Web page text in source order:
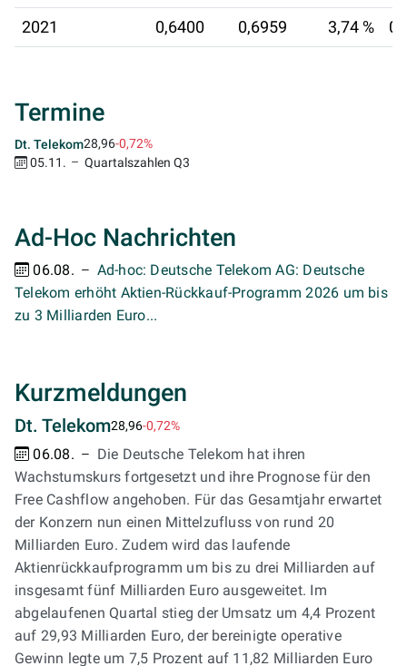
2021 0,6400 0,6959 3,74 %
Termine
Dt. Telekom28,96-0,72%
05.11.
Quartalszahlen Q3
Ad-Hoc Nachrichten
06.08.
Ad-hoc: Deutsche Telekom AG: Deutsche
Telekom erhöht Aktien-Rückkauf-Programm 2026 um bis
zu 3 Milliarden Euro...
Kurzmeldungen
Dt. Telekom28,96-0,72%
06.08.
Die Deutsche Telekom hat ihren
Wachstumskurs fortgesetzt und ihre Prognose für den
Free Cashflow angehoben. Für das Gesamtjahr erwartet
der Konzern nun einen Mittelzufluss von rund 20
Milliarden Euro. Zudem wird das laufende
Aktienrückkaufprogramm um bis zu drei Milliarden auf
insgesamt fünf Milliarden Euro ausgeweitet. Im
abgelaufenen Quartal stieg der Umsatz um 4,4 Prozent
auf 29,93 Milliarden Euro, der bereinigte operative
Gewinn legte um 7,5 Prozent auf 11,82 Milliarden Euro